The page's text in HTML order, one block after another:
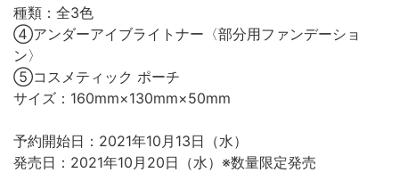
種類：全3色
④アンダーアイブライトナー〈部分用ファンデーショ
ン〉
⑤コスメティック ポーチ
サイズ：160mm×130mm×50mm
予約開始日：2021年10月13日（水）
発売日：2021年10月20日（水）※数量限定発売